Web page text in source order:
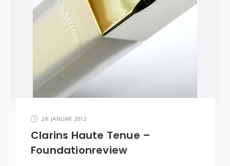
28. JANUAR 2012
Clarins Haute Tenue –
Foundationreview